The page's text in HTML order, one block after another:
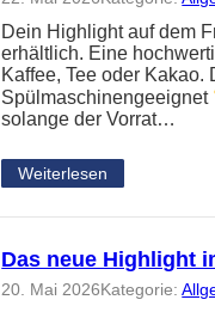
Dein Highlight auf dem
erhältlich. Eine
Kaffee, Tee oder
Spülmaschinengeeignet
solange der Vorrat…
Weiterlesen
Das neue Highlight
20. Mai 2026Kategorie: